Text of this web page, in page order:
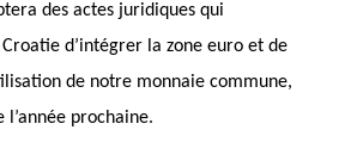
des actes juridiques qui
d’intégrer la zone euro et de
de notre monnaie commune,
l’année prochaine.